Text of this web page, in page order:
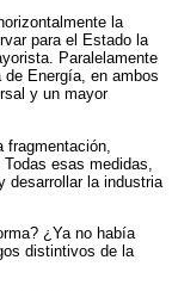
la
para el Estado la
Paralelamente
Energía, en ambos
y un mayor
esas medidas,
desarrollar la industria
¿Ya no había
distintivos de la